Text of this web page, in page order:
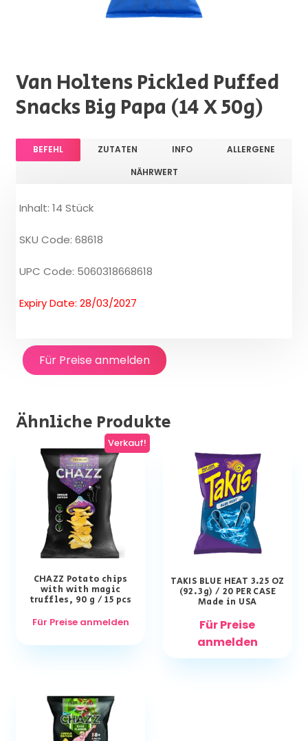
Van Holtens Pickled Puffed
Snacks Big Papa (14 X 50g)
BEFEHL ZUTATEN INFO
ALLERGENE
NÄHRWERT
Inhalt: 14 Stück
SKU Code: 68618
UPC Code: 5060318668618
Expiry Date: 28/03/2027
Für Preise anmelden
Ähnliche Produkte
Verkauf!
CHAZZ Potato chips
with with magic
truffles, 90 g / 15 pcs
Für Preise anmelden
TAKIS BLUE HEAT 3.25 OZ
(92.3g) / 20 PER CASE
Made in USA
Für Preise
anmelden